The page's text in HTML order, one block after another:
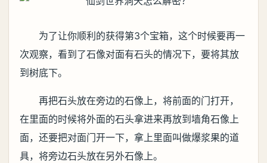
为了让你顺利的获得第3个宝箱，这个时候要再一
次观察，看到了石像对面有石头的情况下，要将其放
到树底下。
再把石头放在旁边的石像上，将前面的门打开，
在里面的时候将外面的石头拿进来再放到墙角石像上
面，还要把对面门开一下，拿上里面叫做爆浆果的道
具，将旁边石头放在另外石像上。